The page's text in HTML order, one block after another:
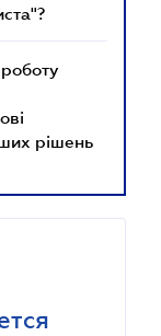
рішень